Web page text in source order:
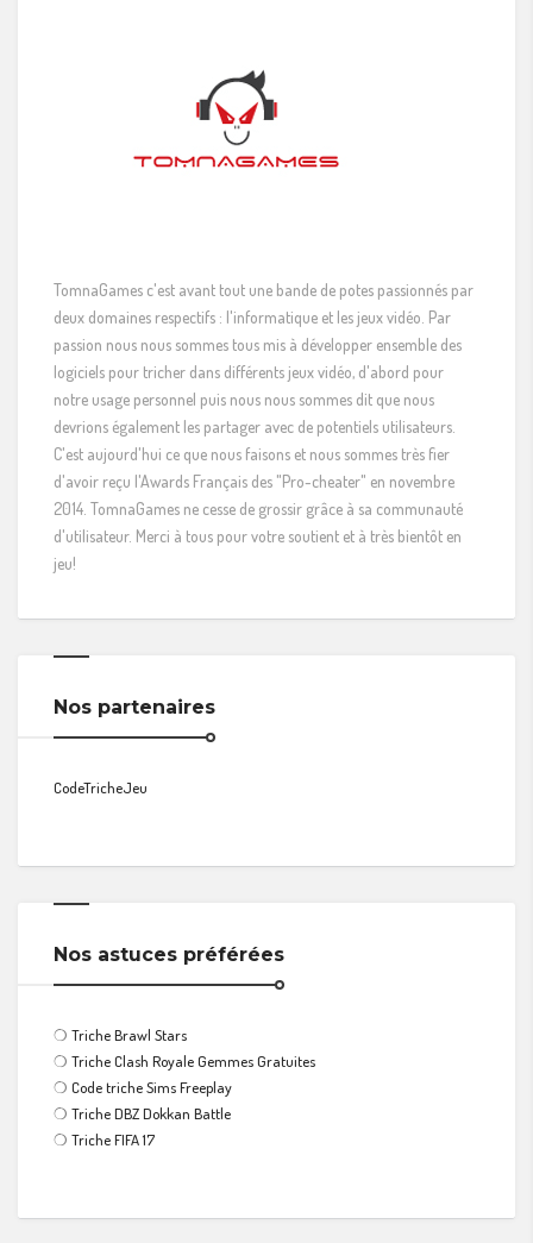
TomnaGames c'est avant tout une bande de potes passionnés par
deux domaines respectifs : l'informatique et les jeux vidéo. Par
passion nous nous sommes tous mis à développer ensemble des
logiciels pour tricher dans différents jeux vidéo, d'abord pour
notre usage personnel puis nous nous sommes dit que nous
devrions également les partager avec de potentiels utilisateurs.
C'est aujourd'hui ce que nous faisons et nous sommes très fier
d'avoir reçu l'Awards Français des "Pro-cheater" en novembre
2014. TomnaGames ne cesse de grossir grâce à sa communauté
d'utilisateur. Merci à tous pour votre soutient et à très bientôt en
jeu!
Nos partenaires
CodeTricheJeu
Nos astuces préférées
❍ Triche Brawl Stars
❍ Triche Clash Royale Gemmes Gratuites
❍ Code triche Sims Freeplay
❍ Triche DBZ Dokkan Battle
❍ Triche FIFA 17